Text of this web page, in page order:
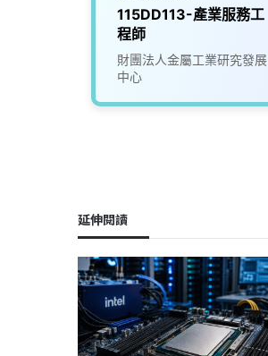
115DD113-產業服務工
程師
財團法人金屬工業研究發展
中心
延伸閱讀